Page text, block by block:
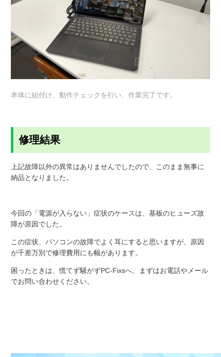
本体に組付け、動作チェックを行い、作業完了です。
修理結果
上記故障以外の異常はありませんでしたので、このまま無事に
納品となりました。
今回の「電源が入らない」症状のケースは、基板のヒューズ故
障が原因でした。
この症状、パソコンの故障でよく耳にすると思いますが、原因
が千差万別で修理費用にも幅があります。
困ったときは、慌てず騒がずPC-Fixsへ、まずはお電話やメール
でお問い合わせください。